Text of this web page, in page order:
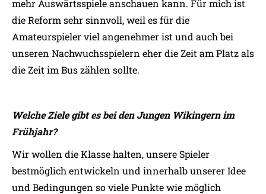
mehr Auswärtsspiele anschauen kann. Für mich ist
die Reform sehr sinnvoll, weil es für die
Amateurspieler viel angenehmer ist und auch bei
unseren Nachwuchsspielern eher die Zeit am Platz als
die Zeit im Bus zählen sollte.
Welche Ziele gibt es bei den Jungen Wikingern im
Frühjahr?
Wir wollen die Klasse halten, unsere Spieler
bestmöglich entwickeln und innerhalb unserer Idee
und Bedingungen so viele Punkte wie möglich